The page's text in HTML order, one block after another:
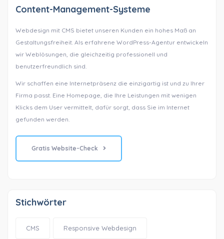
Content-Management-Systeme
Webdesign mit CMS bietet unseren Kunden ein hohes Maß an
Gestaltungsfreiheit. Als erfahrene WordPress-Agentur entwickeln
wir Weblösungen, die gleichzeitig professionell und
benutzerfreundlich sind.
Wir schaffen eine Internetpräsenz die einzigartig ist und zu Ihrer
Firma passt. Eine Homepage, die Ihre Leistungen mit wenigen
Klicks dem User vermittelt, dafür sorgt, dass Sie im Internet
gefunden werden.
Gratis Website-Check
Stichwörter
CMS Responsive Webdesign